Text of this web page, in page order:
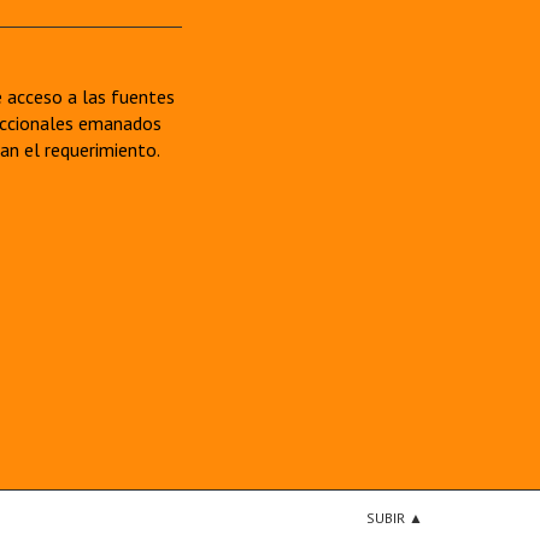
acceso a las fuentes
emanados
el requerimiento.
SUBIR ▲